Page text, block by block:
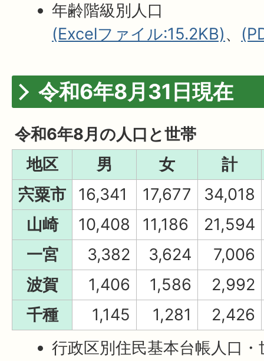
年齢階級別人口
(Excelファイル:15.2KB)、
令和6年8月31日現在
令和6年8月の人口と世帯
地区
男 女
計
宍粟市
16,341 17,677
34,018
山崎
10,408 11,186
21,594
一宮
3,382 3,624
7,006
波賀
1,406 1,586
2,992
千種
1,145 1,281
2,426
行政区別住民基本台帳人口・